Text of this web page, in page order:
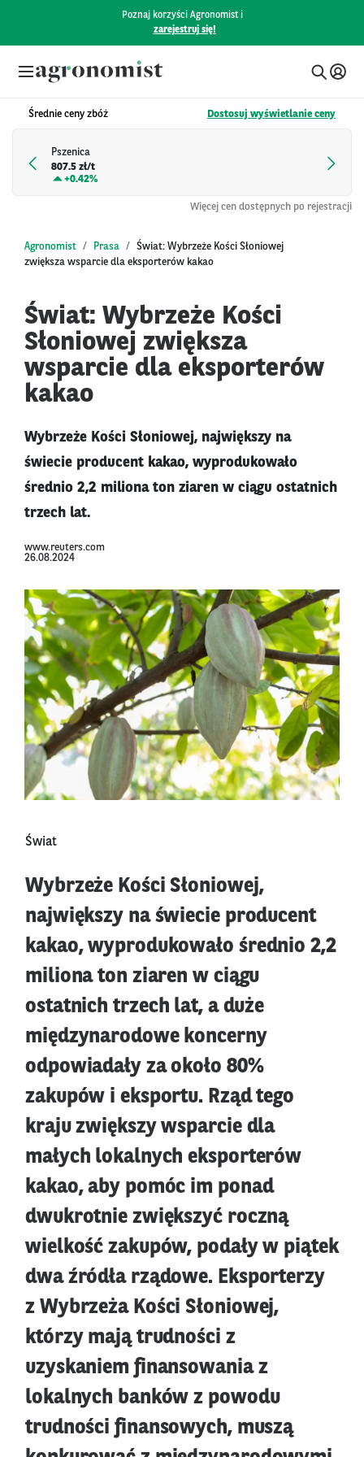
Poznaj korzyści Agronomist i
zarejestruj się!
Średnie ceny zbóż Dostosuj wyświetlanie ceny
Pszenica
807.5 zł/t
+0.42%
Więcej cen dostępnych po rejestracji
Agronomist Prasa
Świat: Wybrzeże Kości Słoniowej
zwiększa wsparcie dla eksporterów kakao
Świat: Wybrzeże Kości
Słoniowej zwiększa
wsparcie dla eksporterów
kakao
Wybrzeże Kości Słoniowej, największy na
świecie producent kakao, wyprodukowało
średnio 2,2 miliona ton ziaren w ciągu ostatnich
trzech lat.
www.reuters.com
26.08.2024
Świat
Wybrzeże Kości Słoniowej,
największy na świecie producent
kakao, wyprodukowało średnio 2,2
miliona ton ziaren w ciągu
ostatnich trzech lat, a duże
międzynarodowe koncerny
odpowiadały za około 80%
zakupów i eksportu. Rząd tego
kraju zwiększy wsparcie dla
małych lokalnych eksporterów
kakao, aby pomóc im ponad
dwukrotnie zwiększyć roczną
wielkość zakupów, podały w piątek
dwa źródła rządowe. Eksporterzy
z Wybrzeża Kości Słoniowej,
którzy mają trudności z
uzyskaniem finansowania z
lokalnych banków z powodu
trudności finansowych, muszą